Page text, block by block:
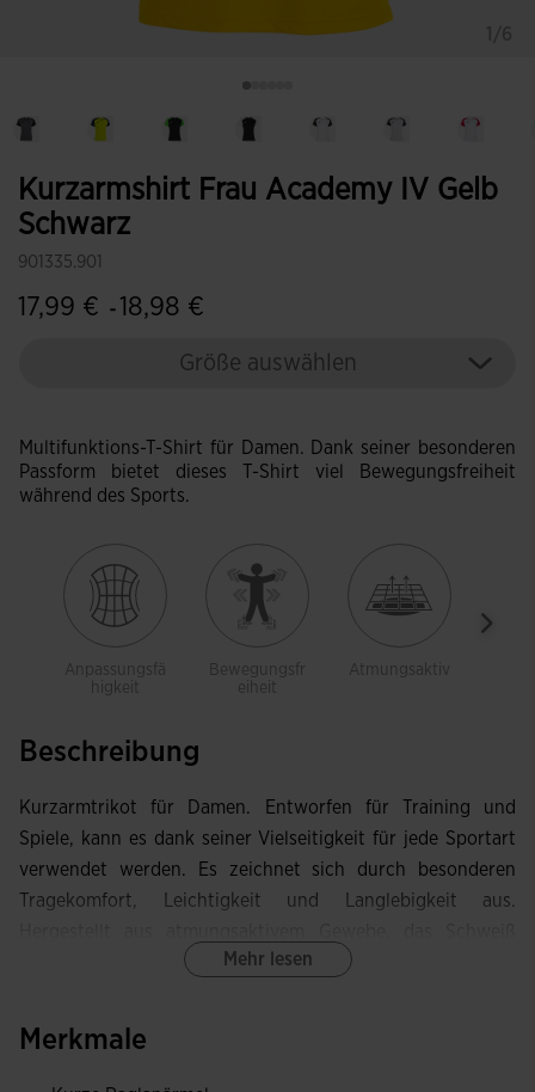
Kurzarmshirt Frau Academy IV Gelb
Schwarz
901335.901
17,99 € - 18,98 €
Größe auswählen
Multifunktions-T-Shirt für Damen. Dank seiner besonderen
Passform bietet dieses T-Shirt viel Bewegungsfreiheit
während des Sports.
Anpassungsfä
higkeit
Bewegungsfr
eiheit
Atmungsaktiv
Beschreibung
Kurzarmtrikot für Damen. Entworfen für Training und
Spiele, kann es dank seiner Vielseitigkeit für jede Sportart
verwendet werden. Es zeichnet sich durch besonderen
Tragekomfort, Leichtigkeit und Langlebigkeit aus.
ableitet und den Körper trocken hält.
über Raglan-Kurzärmel, die die Bewegungsfreiheit fördern.
Mehr lesen
Merkmale